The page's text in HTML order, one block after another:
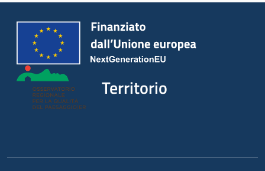
Argomenti
Novità
Servizi Territorio